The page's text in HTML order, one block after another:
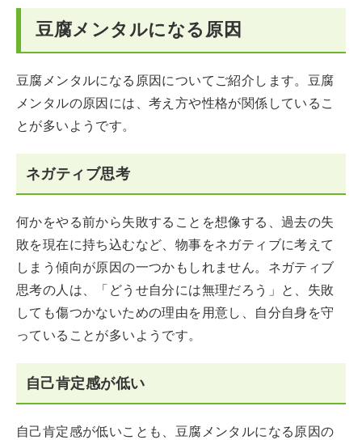
豆腐メンタルになる原因
豆腐メンタルになる原因についてご紹介します。豆腐
メンタルの原因には、考え方や性格が関係しているこ
とが多いようです。
ネガティブ思考
何かをやる前から失敗することを想像する、過去の失
敗を現在に持ち込むなど、物事をネガティブに考えて
しまう傾向が原因の一つかもしれません。ネガティブ
思考の人は、「どうせ自分には無理だろう」と、失敗
しても傷つかないための理由を用意し、自分自身を守
っていることが多いようです。
自己肯定感が低い
自己肯定感が低いことも、豆腐メンタルになる原因の